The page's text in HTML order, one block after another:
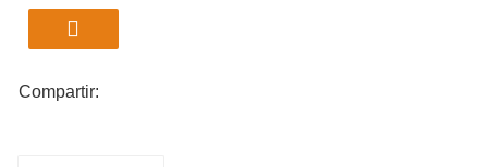
precisión.
Opciones personalizables:
aplicaciones agrícolas y de construcción.
Compartir: